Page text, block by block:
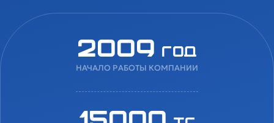
2009 год
НАЧАЛО РАБОТЫ КОМПАНИИ